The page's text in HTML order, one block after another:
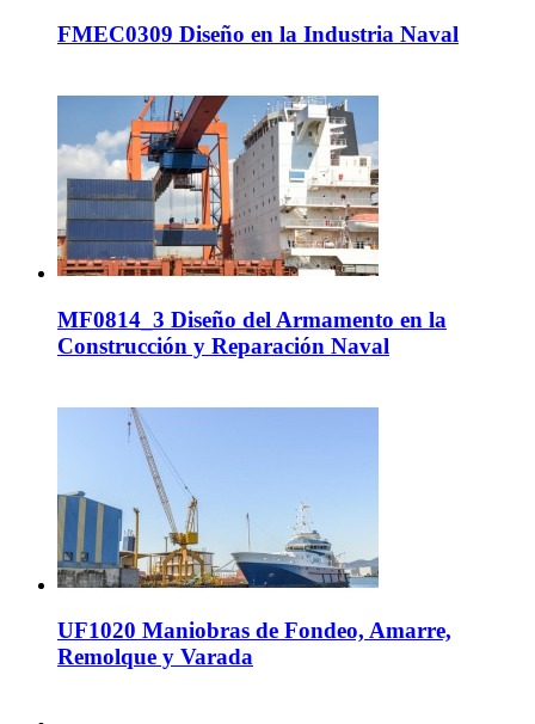
FMEC0309 Diseño en la Industria Naval
MF0814_3 Diseño del Armamento en la
Construcción y Reparación Naval
UF1020 Maniobras de Fondeo, Amarre,
Remolque y Varada